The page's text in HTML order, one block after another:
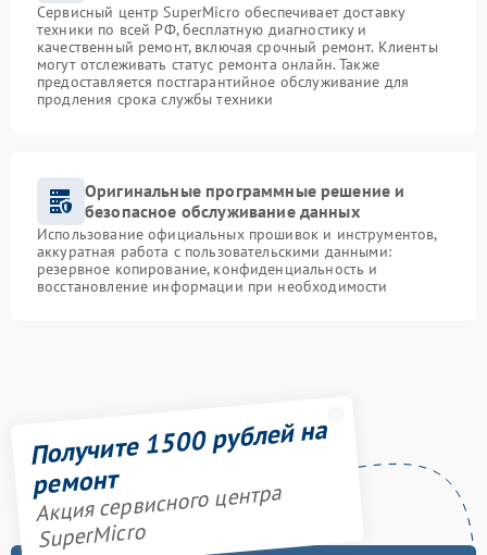
Сервисный центр SuperMicro обеспечивает доставку
техники по всей РФ, бесплатную диагностику и
качественный ремонт, включая срочный ремонт. Клиенты
могут отслеживать статус ремонта онлайн. Также
предоставляется постгарантийное обслуживание для
продления срока службы техники
Оригинальные программные решение и
безопасное обслуживание данных
Использование официальных прошивок и инструментов,
аккуратная работа с пользовательскими данными:
резервное копирование, конфиденциальность и
восстановление информации при необходимости
Получите 1500 рублей на
ремонт
Акция сервисного центра
SuperMicro